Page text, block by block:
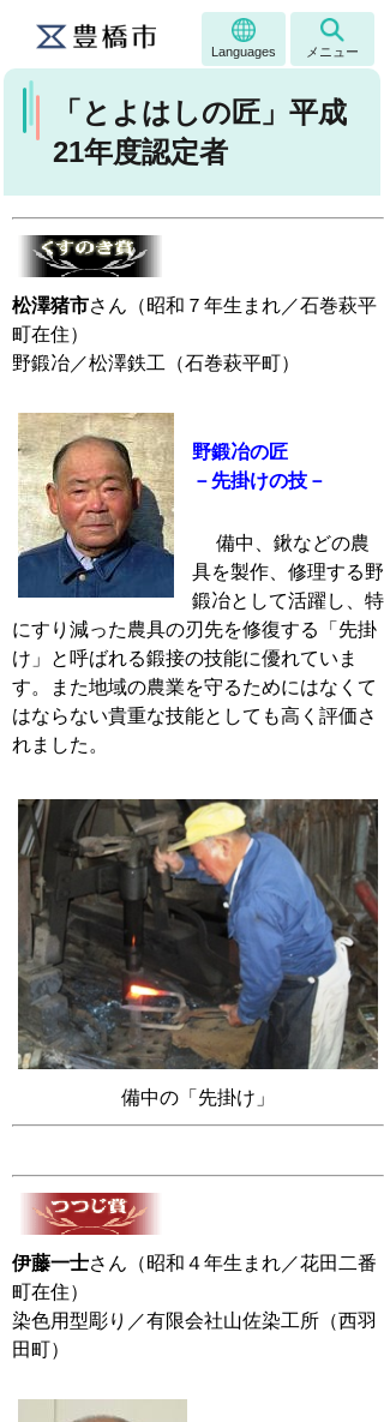
Languages メニュー
「とよはしの匠」平成
21年度認定者
松澤猪市さん（昭和７年生まれ／石巻萩平
町在住）
野鍛冶／松澤鉄工（石巻萩平町）
野鍛冶の匠
－先掛けの技－
備中、鍬などの農
具を製作、修理する野
鍛冶として活躍し、特
にすり減った農具の刃先を修復する「先掛
け」と呼ばれる鍛接の技能に優れていま
す。また地域の農業を守るためにはなくて
はならない貴重な技能としても高く評価さ
れました。
備中の「先掛け」
伊藤一士さん（昭和４年生まれ／花田二番
町在住）
染色用型彫り／有限会社山佐染工所（西羽
田町）